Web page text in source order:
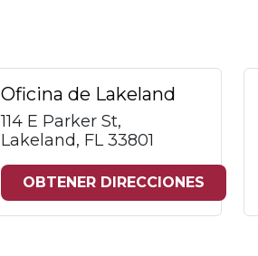
Oficina de Lakeland
114 E Parker St,
Lakeland, FL 33801
OBTENER DIRECCIONES